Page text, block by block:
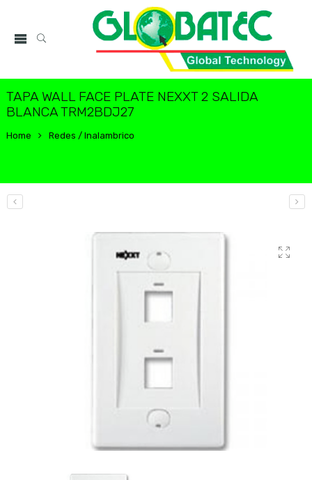
TAPA WALL FACE PLATE NEXXT 2 SALIDA
BLANCA TRM2BDJ27
Home Redes / Inalambrico